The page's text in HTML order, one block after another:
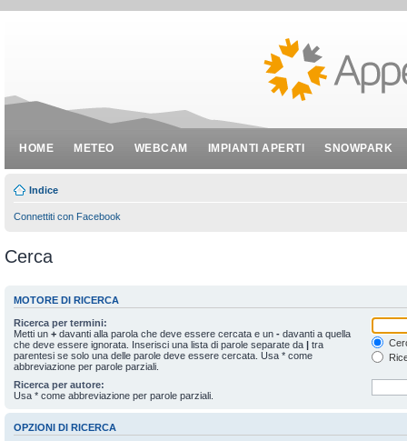
HOME METEO WEBCAM IMPIANTI APERTI SNOWPARK
Indice
Connettiti con Facebook
Cerca
MOTORE DI RICERCA
Ricerca per termini:
Metti un + davanti alla parola che deve essere cercata e un - davanti a quella
che deve essere ignorata. Inserisci una lista di parole separate da | tra
parentesi se solo una delle parole deve essere cercata. Usa * come
abbreviazione per parole parziali.
Ricerca per autore:
Usa * come abbreviazione per parole parziali.
OPZIONI DI RICERCA